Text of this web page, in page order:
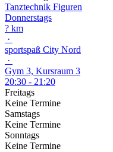
Tanztechnik Figuren
Donnerstags
? km
·
sportspaß City Nord
·
Gym 3, Kursraum 3
20:30 - 21:20
Freitags
Keine Termine
Samstags
Keine Termine
Sonntags
Keine Termine